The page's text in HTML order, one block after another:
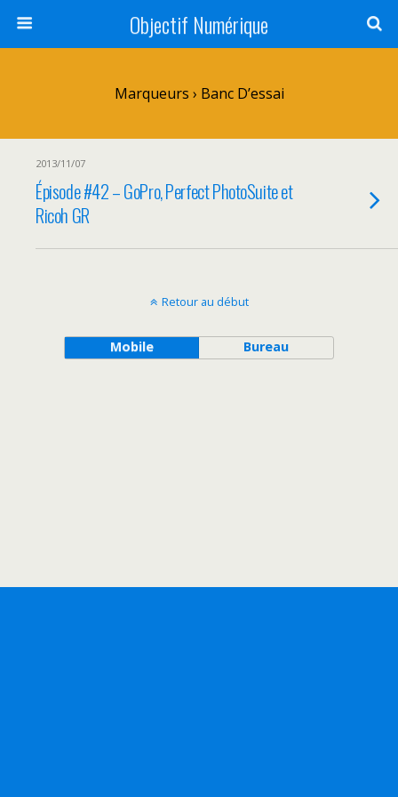
Objectif Numérique
Marqueurs › Banc D’essai
2013/11/07
Épisode #42 – GoPro, Perfect PhotoSuite et
Ricoh GR
Retour au début
Mobile Bureau